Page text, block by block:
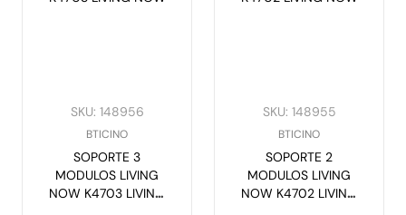
SKU: 148956
BTICINO
SOPORTE 3
MODULOS LIVING
NOW K4703 LIVING
SKU: 148955
BTICINO
SOPORTE 2
MODULOS LIVING
NOW K4702 LIVING